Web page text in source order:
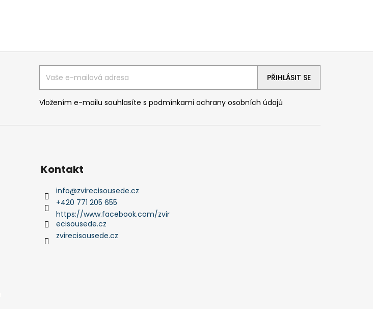
PŘIHLÁSIT SE
Vložením e-mailu souhlasíte s podmínkami ochrany osobních údajů
Kontakt
info@zvirecisousede.cz
+420 771 205 655
https://www.facebook.com/zvir
ecisousede.cz
zvirecisousede.cz